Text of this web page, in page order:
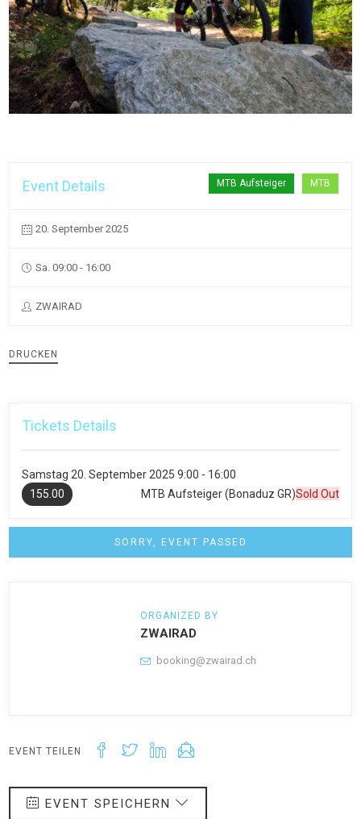
MTB
MTB Aufsteiger
Event Details
20. September 2025
Sa. 09:00 - 16:00
ZWAIRAD
DRUCKEN
Tickets Details
Samstag 20. September 2025 9:00 - 16:00
MTB Aufsteiger (Bonaduz GR)Sold Out
155.00
SORRY, EVENT PASSED
ORGANIZED BY
ZWAIRAD
booking@zwairad.ch
EVENT TEILEN
EVENT SPEICHERN